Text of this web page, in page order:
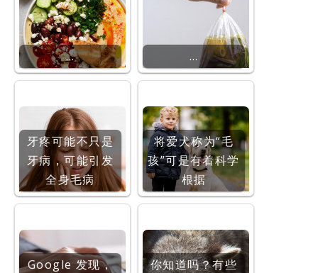
… …
牙疼可能不只是
牙病，可能引发
全身毛病
将爱犬称为“毛
孩”可是有着科学
根据
Google 发现，
你知道吗？有些